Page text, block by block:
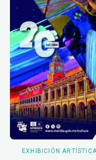
EXHIBICIÓN ARTÍSTICA